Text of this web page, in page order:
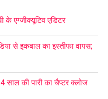
के एग्जीक्यूटिव एडिटर
से इकबाल का इस्तीफा वापस;
साल की पारी का चैप्टर क्लोज